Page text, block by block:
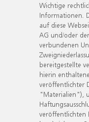
Wichtige
Informationen.
auf diese
AG und/oder
verbundenen
bereitgestellte
hierin
veröffentlichter
"Materialien"),
veröffentlichten